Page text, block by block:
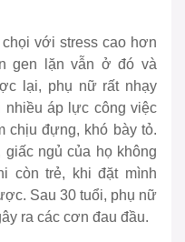
với stress cao hơn
gen lặn vẫn ở đó và
lại, phụ nữ rất nhạy
nhiều áp lực công việc
chịu đựng, khó bày tỏ.
ngủ của họ không
còn trẻ, khi đặt mình
Sau 30 tuổi, phụ nữ
ra các cơn đau đầu.